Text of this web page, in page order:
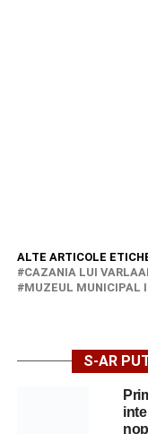
ALTE ARTICOLE
CAZANIA LUI
MUZEUL MUNICIPAL
S-AR